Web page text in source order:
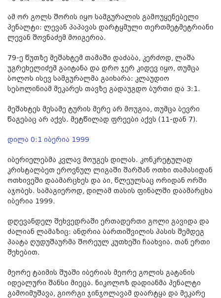
ამ ორ გოლს შორის იყო სამგურალის გამოუყენებელი
პენალტი: ლევან პაპავას დარტყმული თერთმეტმეტრიანი
ლევან შოვნაძემ მოიგერია.
79-ე წუთზე მეშახტემ თამაში დაძაბა, კერძოდ, ლაშა
უგრეხელიძემ გაიტანა და დრო ჯერ კიდევ იყო, თუმცა
ბოლოს ისევ სამგურალმა გაიხარა: კლაუდიო
სებოლინიამ მეკარეს თავზე გადაუგდო ბურთი და 3:1.
მეშახტეს მესამე ტურის მერე არ მოუგია, თუმცა ბევრი
წაგებაც არ აქვს. მეტწილად ფრეები აქვს (11-დან 7).
დილა 0:1 იბერია 1999
იბერიელებმა კვლავ მოუგეს დილას. კონკრეტულად
კრისტალბეთ ეროვნულ ლიგაში შარშან ოთხი თამასიდან
ოთხივეში დაამარცხეს და აი, წლეულსაც ორიდან ორში
აჯობეს. სამაგიეროდ, დილამ თასის ფინალში დაამარცხა
იბერია 1999.
დღევანდელ შეხვედრაში ერთადერთი გოლი გავიდა და
ძალიან ლამაზიც: ანდრია ბართიშვილის პასის შემდეგ
პაატა ღუდუშაურმა შორეულ კუთხეში ჩაახვია. თან ერთი
შეხებით.
მეორე ტაიმის შუაში იბერიას მეორე გოლის გატანის
იდეალური შანსი მიეცა. ნიკოლოზ დადიანმა პენალტი
გამოიმუშავა, გიორგი ჯინჯოლავამ დაარტყა და მეკარე